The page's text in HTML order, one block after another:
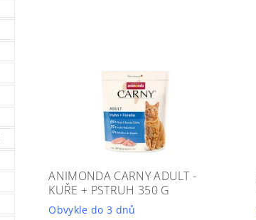
ANIMONDA CARNY ADULT -
KUŘE + PSTRUH 350 G
Obvykle do 3 dnů